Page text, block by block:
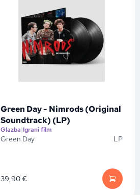
Green Day - Nimrods (Original
Soundtrack) (LP)
Glazba|Igrani film
Green Day LP
39,90€